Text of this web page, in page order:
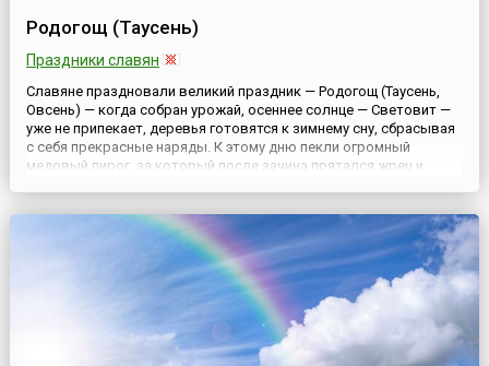
Родогощ (Таусень)
Праздники славян
Славяне праздновали великий праздник — Родогощ (Таусень,
Овсень) — когда собран урожай, осеннее солнце — Световит —
уже не припекает, деревья готовятся к зимнему сну, сбрасывая
с себя прекрасные наряды. К этому дню пекли огромный
медовый пирог, за который после зачина прятался жрец и